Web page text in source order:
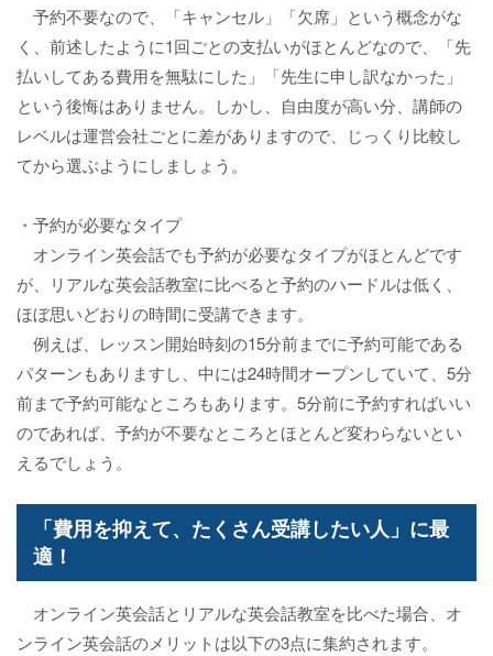
予約不要なので、「キャンセル」「欠席」という概念がな
く、前述したように1回ごとの支払いがほとんどなので、「先
払いしてある費用を無駄にした」「先生に申し訳なかった」
という後悔はありません。しかし、自由度が高い分、講師の
レベルは運営会社ごとに差がありますので、じっくり比較し
てから選ぶようにしましょう。
・予約が必要なタイプ
オンライン英会話でも予約が必要なタイプがほとんどです
が、リアルな英会話教室に比べると予約のハードルは低く、
ほぼ思いどおりの時間に受講できます。
例えば、レッスン開始時刻の15分前までに予約可能である
パターンもありますし、中には24時間オープンしていて、5分
前まで予約可能なところもあります。5分前に予約すればいい
のであれば、予約が不要なところとほとんど変わらないとい
えるでしょう。
「費用を抑えて、たくさん受講したい人」に最
適！
オンライン英会話とリアルな英会話教室を比べた場合、オ
ンライン英会話のメリットは以下の3点に集約されます。